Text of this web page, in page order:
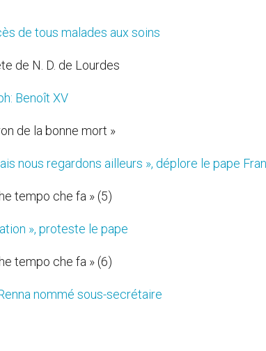
de tous malades aux soins
de N. D. de Lourdes
Benoît XV
de la bonne mort »
nous regardons ailleurs », déplore le pape
tempo che fa » (5)
», proteste le pape
tempo che fa » (6)
nommé sous-secrétaire